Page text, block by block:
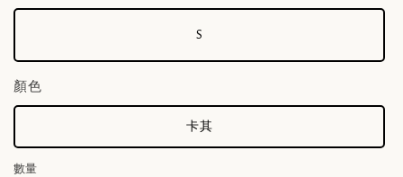
S
顏色
卡其
數量